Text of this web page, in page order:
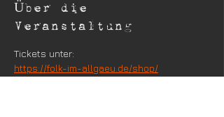
Über die
Veranstaltung
Tickets unter:
https://folk-im-allgaeu.de/shop/